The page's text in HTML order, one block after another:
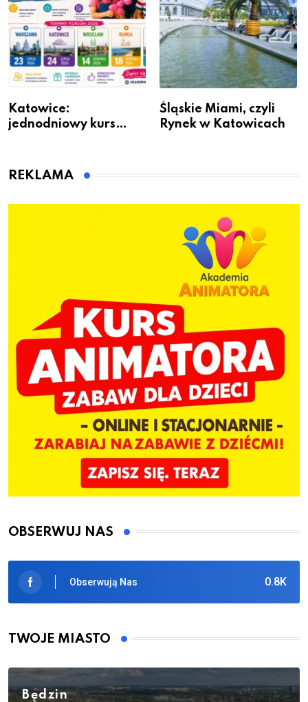
Katowice:
jednodniowy kurs
dzieci
Śląskie Miami, czyli
Rynek w Katowicach
REKLAMA
OBSERWUJ NAS
0.8K
Obserwują Nas
TWOJE MIASTO
Będzin